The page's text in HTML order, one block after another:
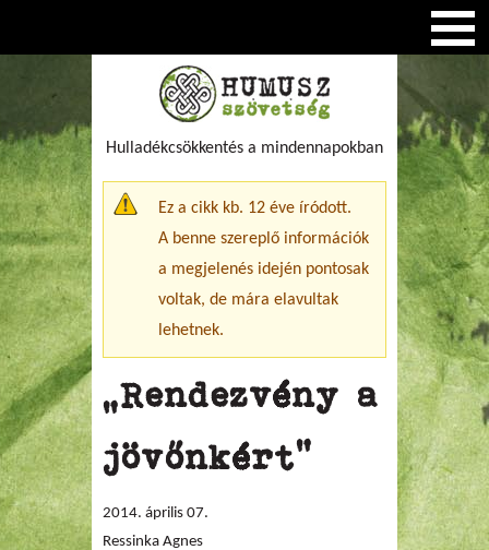
Hulladékcsökkentés a mindennapokban
Figyelmeztető üzenet
Ez a cikk kb. 12 éve íródott.
A benne szereplő információk
a megjelenés idején pontosak
voltak, de mára elavultak
lehetnek.
„Rendezvény a
jövőnkért”
2014. április 07.
Ressinka Agnes